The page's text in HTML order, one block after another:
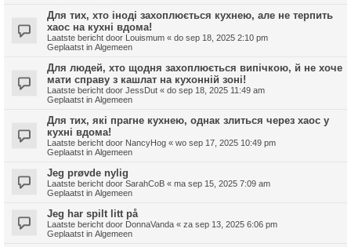
Для тих, хто іноді захоплюється кухнею, але не терпить
хаос на кухні вдома!
Laatste bericht door Louismum « do sep 18, 2025 2:10 pm
Geplaatst in Algemeen
Для людей, хто щодня захоплюється випічкою, й не хоче
мати справу з кашлат на кухонній зоні!
Laatste bericht door JessDut « do sep 18, 2025 11:49 am
Geplaatst in Algemeen
Для тих, які прагне кухнею, однак злиться через хаос у
кухні вдома!
Laatste bericht door NancyHog « wo sep 17, 2025 10:49 pm
Geplaatst in Algemeen
Jeg prøvde nylig
Laatste bericht door SarahCoB « ma sep 15, 2025 7:09 am
Geplaatst in Algemeen
Jeg har spilt litt på
Laatste bericht door DonnaVanda « za sep 13, 2025 6:06 pm
Geplaatst in Algemeen